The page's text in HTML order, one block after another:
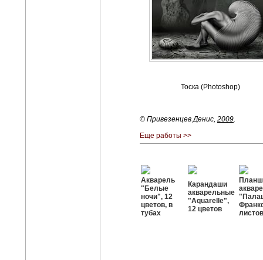
Тоска (Photoshop)
© Привезенцев Денис, 2009.
Еще работы >>
Акварель
"Белые
ночи", 12
цветов, в
тубах
Карандаши
акварельные
"Aquarelle",
12 цветов